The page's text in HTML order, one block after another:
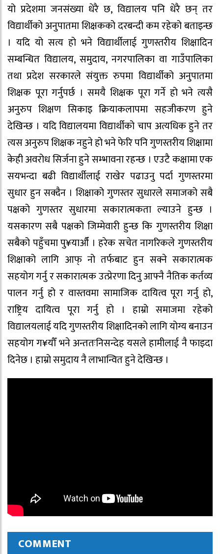
यो प्रदेशमा जनसंख्या धेरै छ, विद्यालय पनि धेरै छन् तर
विद्यार्थीको अनुपातमा शिक्षकको दरबन्दी कम रहेको बताइन्छ
। यदि यो सत्य हो भने विद्यार्थीलाई गुणस्तरीय शिक्षादिन
सम्बन्धित विद्यालय, समुदाय, नगरपालिका वा गाउँपालिका
तथा प्रदेश सरकारले संयुक्त रुपमा विद्यार्थीको अनुपातमा
शिक्षक पूरा गर्नुपर्छ । समयै शिक्षक पूरा गर्ने हो भने त्यसै
अनुरुप शिक्षण सिकाइ क्रियाकलापमा सहजीकरण हुने
देखिन्छ । यदि विद्यालयमा विद्यार्थीको चाप अत्यधिक हुने तर
त्यस अनुरुप शिक्षक नहुने हो भने फेरि पनि गुणस्तरीय शिक्षामा
केही अवरोध सिर्जना हुने सम्भावना रहन्छ । एउटै कक्षामा एक
सयभन्दा बढी विद्यार्थीलाई राखेर पढाउनु पर्दा गुणस्तरमा
सुधार हुन सक्दैन । शिक्षाको गुणस्तर सुधारले समाजको सबै
पक्षको गुणस्तर सुधारमा सकारात्मकता ल्याउने हुन्छ ।
यसकारण सबै पक्षको जिम्मेवारी हुन्छ कि गुणस्तरीय शिक्षा
सबैको पहुँचमा पु¥याऔँ । हरेक सचेत नागरिकले गुणस्तरीय
शिक्षाको लागि आफ् नो तर्फबाट हुन सक्ने सकारात्मक
सहयोग गर्नु र सकारात्मक उत्प्रेरणा दिनु आफ्नै नैतिक कर्तव्य
पालन गर्नु हो र वास्तवमा सामाजिक दायित्व पूरा गर्नु हो,
राष्ट्रिय दायित्व पूरा गर्नु हो । हाम्रो समाजमा रहेको
विद्यालयलाई यदि गुणस्तरीय शिक्षादिनको लागि योग्य बनाउन
सहयोग ग¥यौँ भने अन्ततःनिसन्देह यसले हामीलाई नै फाइदा
दिनेछ । हाम्रो समुदाय नै लाभान्वित हुने देखिन्छ ।
COMMENT